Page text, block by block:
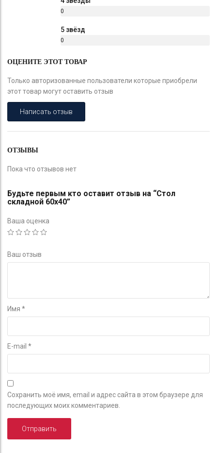
0
5 звёзд
0
ОЦЕНИТЕ ЭТОТ ТОВАР
Только авторизованные пользователи которые приобрели
этот товар могут оставить отзыв
Написать отзыв
ОТЗЫВЫ
Пока что отзывов нет
Будьте первым кто оставит отзыв на “Стол
складной 60х40”
Ваша оценка
Ваш отзыв
Имя *
E-mail *
Сохранить моё имя, email и адрес сайта в этом браузере для
последующих моих комментариев.